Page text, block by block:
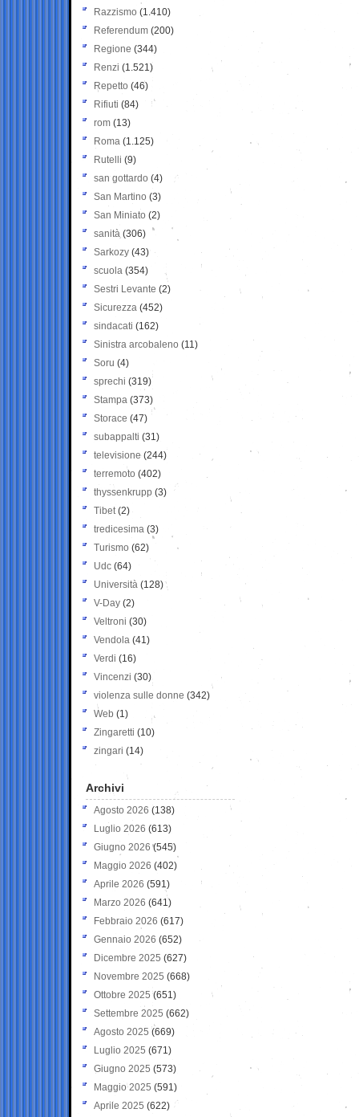
Razzismo (1.410)
Referendum (200)
Regione (344)
Renzi (1.521)
Repetto (46)
Rifiuti (84)
rom (13)
Roma (1.125)
Rutelli (9)
san gottardo (4)
San Martino (3)
San Miniato (2)
sanità (306)
Sarkozy (43)
scuola (354)
Sestri Levante (2)
Sicurezza (452)
sindacati (162)
Sinistra arcobaleno (11)
Soru (4)
sprechi (319)
Stampa (373)
Storace (47)
subappalti (31)
televisione(244)
terremoto (402)
thyssenkrupp (3)
Tibet(2)
tredicesima (3)
Turismo (62)
Udc (64)
Università (128)
V-Day (2)
Veltroni (30)
Vendola (41)
Verdi (16)
Vincenzi (30)
violenza sulle donne (342)
Web (1)
Zingaretti (10)
zingari (14)
Archivi
Agosto 2026 (138)
Luglio 2026 (613)
Giugno 2026 (545)
Maggio 2026 (402)
Aprile 2026 (591)
Marzo 2026 (641)
Febbraio 2026 (617)
Gennaio 2026 (652)
Dicembre 2025 (627)
Novembre 2025 (668)
Ottobre 2025 (651)
Settembre 2025 (662)
Agosto 2025 (669)
Luglio 2025 (671)
Giugno 2025 (573)
Maggio 2025 (591)
Aprile 2025 (622)